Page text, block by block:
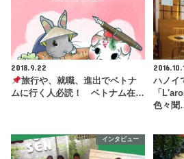
2018.9.22
旅行や、就職、進出でベトナ
ムに行く人必読！ ベトナム在…
ハノイ
「
色々
インタビュー